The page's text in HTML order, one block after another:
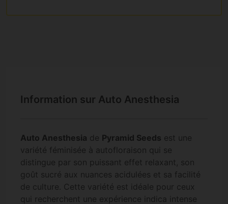
Information sur Auto Anesthesia
Auto Anesthesia de Pyramid Seeds est une
variété féminisée à autofloraison qui se
distingue par son puissant effet relaxant, son
goût sucré aux nuances acidulées et sa facilité
de culture. Cette variété est idéale pour ceux
qui recherchent une expérience indica intense